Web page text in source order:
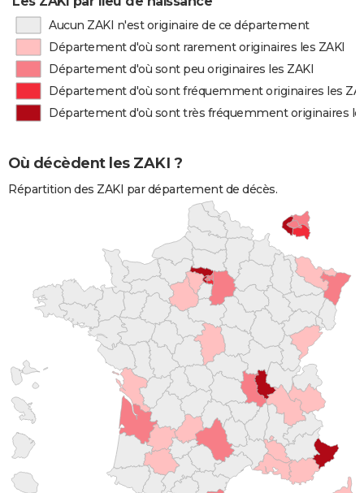
Aucun ZAKI n'est originaire de ce département
Département d'où sont rarement originaires les ZAKI
Département d'où sont peu originaires les ZAKI
Département d'où sont fréquemment originaires les
Département d'où sont très fréquemment originaires
Où décèdent les ZAKI ?
Répartition des ZAKI par département de décès.